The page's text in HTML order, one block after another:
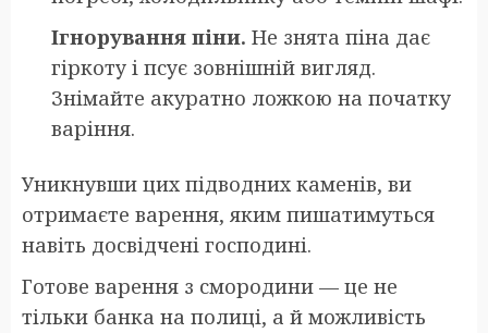
Ігнорування піни. Не знята піна дає
гіркоту і псує зовнішній вигляд.
Знімайте акуратно ложкою на початку
варіння.
Уникнувши цих підводних каменів, ви
отримаєте варення, яким пишатимуться
навіть досвідчені господині.
Готове варення з смородини — це не
тільки банка на полиці, а й можливість